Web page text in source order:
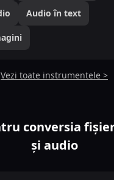
Audio în text
Vezi toate instrumentele >
conversia
și audio